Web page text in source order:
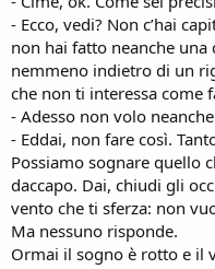
- Ecco, vedi? Non c’hai
non hai fatto neanche
nemmeno indietro di un
che non ti interessa come
- Adesso non volo
- Eddai, non fare così.
Possiamo sognare quello
daccapo. Dai, chiudi gli
vento che ti sferza: non
Ma nessuno risponde.
Ormai il sogno è rotto e il